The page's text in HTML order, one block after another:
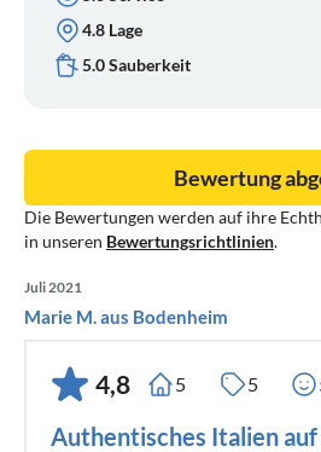
4.8 Lage
5.0 Sauberkeit
Die Bewertungen werden auf ihre
in unseren Bewertungsrichtlinien.
Bewertung
Juli 2021
Marie M. aus Bodenheim
4,8 5 5
Authentisches Italien